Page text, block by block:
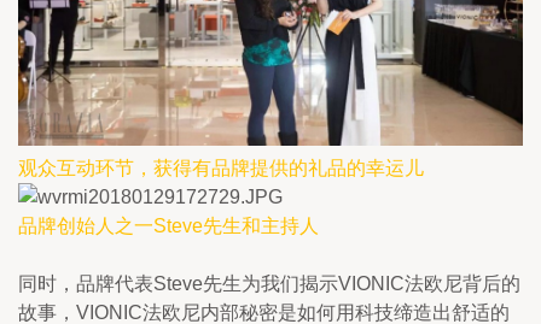
观众互动环节，获得有品牌提供的礼品的幸运儿
品牌创始人之一Steve先生和主持人
同时，品牌代表Steve先生为我们揭示VIONIC法欧尼背后的
故事，VIONIC法欧尼内部秘密是如何用科技缔造出舒适的